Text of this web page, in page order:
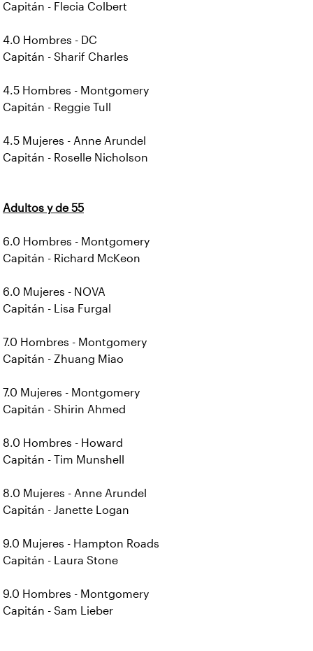
Capitán - Flecia Colbert
4.0 Hombres - DC
Capitán - Sharif Charles
4.5 Hombres - Montgomery
Capitán - Reggie Tull
4.5 Mujeres - Anne Arundel
Capitán - Roselle Nicholson
Adultos y de 55
6.0 Hombres - Montgomery
Capitán - Richard McKeon
6.0 Mujeres - NOVA
Capitán - Lisa Furgal
7.0 Hombres - Montgomery
Capitán - Zhuang Miao
7.0 Mujeres - Montgomery
Capitán - Shirin Ahmed
8.0 Hombres - Howard
Capitán - Tim Munshell
8.0 Mujeres - Anne Arundel
Capitán - Janette Logan
9.0 Mujeres - Hampton Roads
Capitán - Laura Stone
9.0 Hombres - Montgomery
Capitán - Sam Lieber